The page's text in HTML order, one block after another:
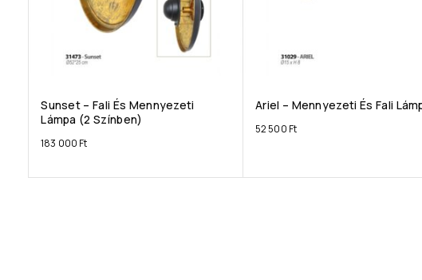
Sunset – Fali És Mennyezeti
Lámpa (2 Színben)
183 000 Ft
Ariel – Mennyezeti És Fali
52 500 Ft